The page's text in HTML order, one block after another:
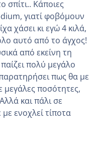
Κάποιες
γιατί φοβόμουν
χάσει κι εγώ 4 κιλά,
αυτό από το άγχος!
από εκείνη τη
πολύ μεγάλο
πως θα με
ποσότητες,
και πάλι σε
ενοχλεί τίποτα